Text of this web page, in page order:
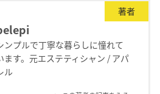
著者
ンプルで丁寧な暮らしに憧れて
ます。元エステティシャン / アパ
ル